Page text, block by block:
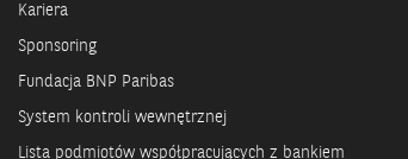
Kariera
Sponsoring
Fundacja BNP Paribas
System kontroli wewnętrznej
Lista podmiotów współpracujących z bankiem